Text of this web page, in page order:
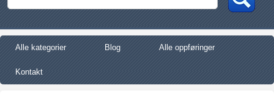
Alle kategorier Blog Alle oppføringer
Kontakt